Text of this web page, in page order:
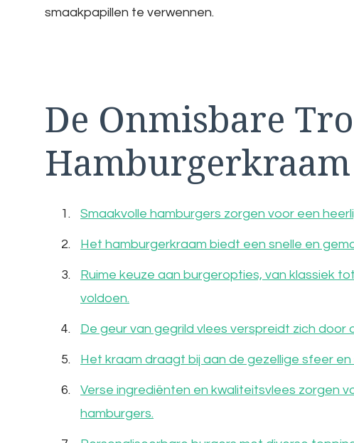
smaakpapillen te verwennen.
De Onmisbare
Smaakvolle hamburgers zorgen voor een
Het hamburgerkraam biedt een snelle en
Ruime keuze aan burgeropties, van klassiek
voldoen.
De geur van gegrild vlees verspreidt zich
Het kraam draagt bij aan de gezellige sfeer
Verse ingrediënten en kwaliteitsvlees zorgen
hamburgers.